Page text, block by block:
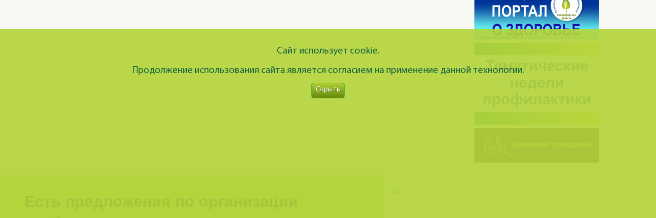
Сайт использует cookie.
Продолжение использования сайта является согласием на применение данной технологии.
Скрыть